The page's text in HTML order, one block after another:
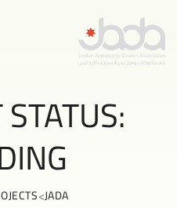
JADA
>